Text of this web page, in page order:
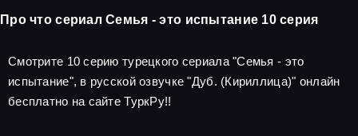
Про что сериал Семья - это испытание 10 серия
Смотрите 10 серию турецкого сериала "Семья - это
испытание", в русской озвучке "Дуб. (Кириллица)" онлайн
бесплатно на сайте ТуркРу!!